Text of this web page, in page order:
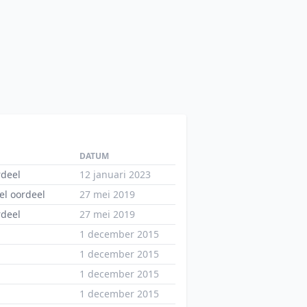
DATUM
12 januari 2023
oordeel
27 mei 2019
27 mei 2019
1 december 2015
1 december 2015
1 december 2015
1 december 2015